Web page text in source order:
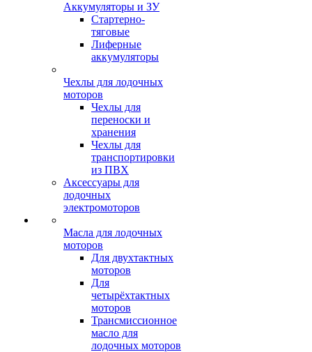
Аккумуляторы и ЗУ
Стартерно-
тяговые
Лиферные
аккумуляторы
Чехлы для лодочных
моторов
Чехлы для
переноски и
хранения
Чехлы для
транспортировки
из ПВХ
Аксессуары для
лодочных
электромоторов
Масла для лодочных
моторов
Для двухтактных
моторов
Для
четырёхтактных
моторов
Трансмиссионное
масло для
лодочных моторов